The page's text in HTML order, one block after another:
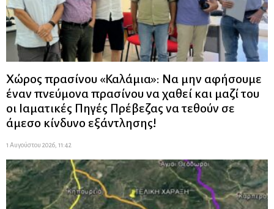
Χώρος πρασίνου «Καλάμια»: Να μην αφήσουμε
έναν πνεύμονα πρασίνου να χαθεί και μαζί του
οι Ιαματικές Πηγές Πρέβεζας να τεθούν σε
άμεσο κίνδυνο εξάντλησης!
1 Αυγούστου 2026, 11:42